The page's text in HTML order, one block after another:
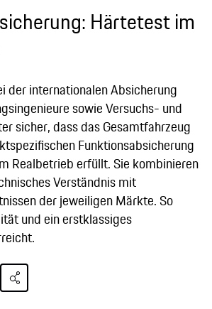
Härtetest im
der internationalen Absicherung
sowie Versuchs- und
sicher, dass das Gesamtfahrzeug
Funktionsabsicherung
Realbetrieb erfüllt. Sie kombinieren
Verständnis mit
der jeweiligen Märkte. So
und ein erstklassiges